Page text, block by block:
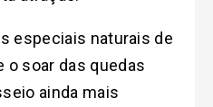
especiais naturais de
o soar das quedas
ainda mais